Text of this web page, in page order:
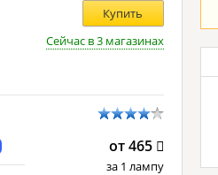
Купить
Сейчас в 3 магазинах
от 465
за 1 лампу